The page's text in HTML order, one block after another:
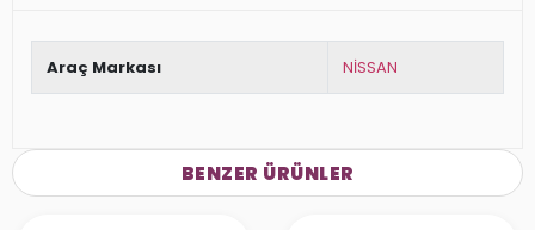
Araç Markası NİSSAN
BENZER ÜRÜNLER